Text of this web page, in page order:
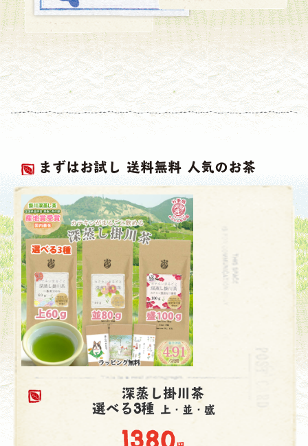
まずはお試し 送料無料 人気のお茶
深蒸し掛川茶
選べる3種 上・並・盛